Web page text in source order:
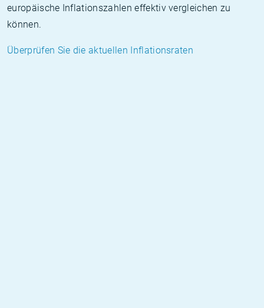
europäische Inflationszahlen effektiv vergleichen zu
können.
Überprüfen Sie die aktuellen Inflationsraten